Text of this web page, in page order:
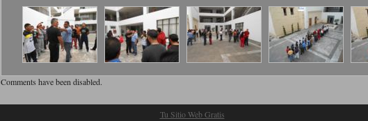
Comments have been disabled.
Tu Sitio Web Gratis